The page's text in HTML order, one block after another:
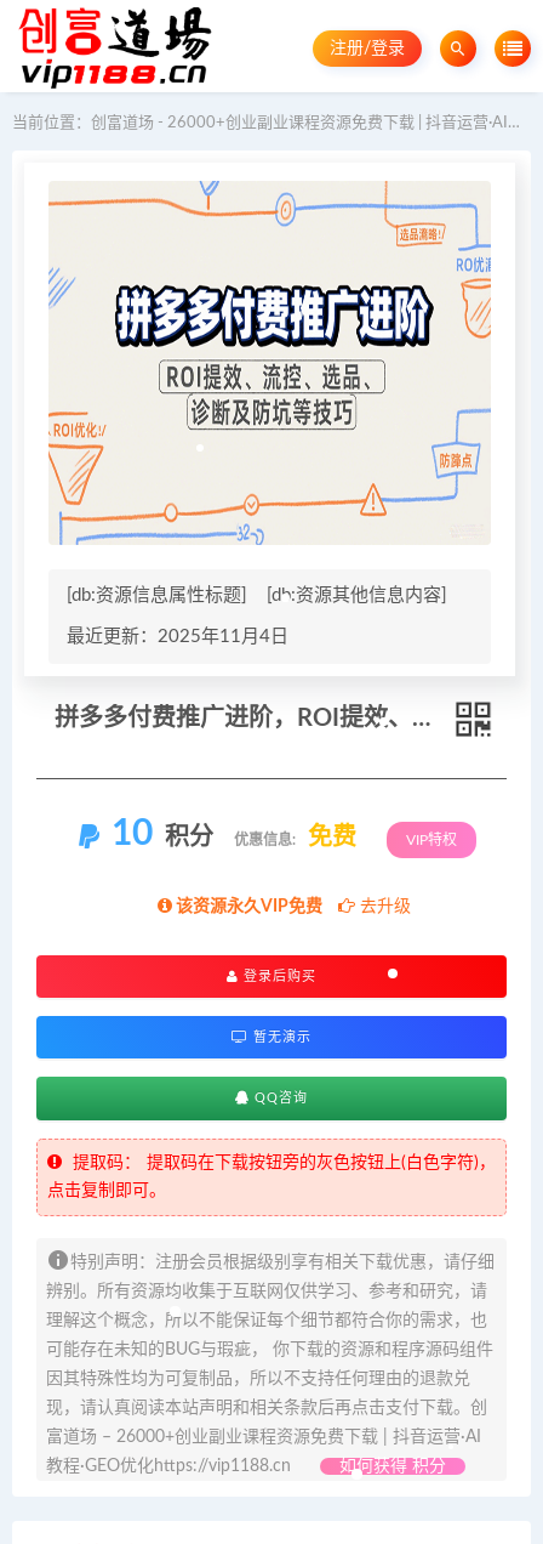
注册/登录
当前位置： 创富道场 - 26000+创业副业课程资源免费下载 | 抖音运营·AI教程·GEO优化
[db:资源信息属性标题] [db:资源其他信息内容]
最近更新：2025年11月4日
拼多多付费推广进阶，ROI提效、流控、选品、诊断及防坑等技巧（更新11月）
10 积分 优惠信息: 免费 VIP特权
该资源永久VIP免费 去升级
登录后购买
暂无演示
QQ咨询
提取码：
提取码在下载按钮旁的灰色按钮上(白色字符)，
点击复制即可。
特别声明：注册会员根据级别享有相关下载优惠，请仔细
辨别。所有资源均收集于互联网仅供学习、参考和研究，请
理解这个概念，所以不能保证每个细节都符合你的需求，也
可能存在未知的BUG与瑕疵， 你下载的资源和程序源码组件
因其特殊性均为可复制品，所以不支持任何理由的退款兑
现，请认真阅读本站声明和相关条款后再点击支付下载。创
富道场 – 26000+创业副业课程资源免费下载 | 抖音运营·AI
教程·GEO优化https://vip1188.cn
如何获得 积分